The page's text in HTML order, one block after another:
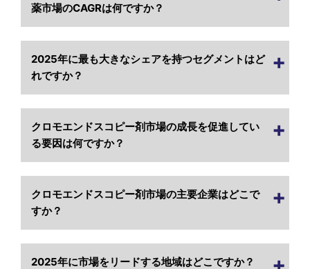
薬市場のCAGRは何ですか？
2025年に最も大きなシェアを持つセグメントはど
れですか？
クロモエンドスコピー剤市場の成長を促進してい
る要因は何ですか？
クロモエンドスコピー剤市場の主要企業はどこで
すか？
2025年に市場をリードする地域はどこですか？